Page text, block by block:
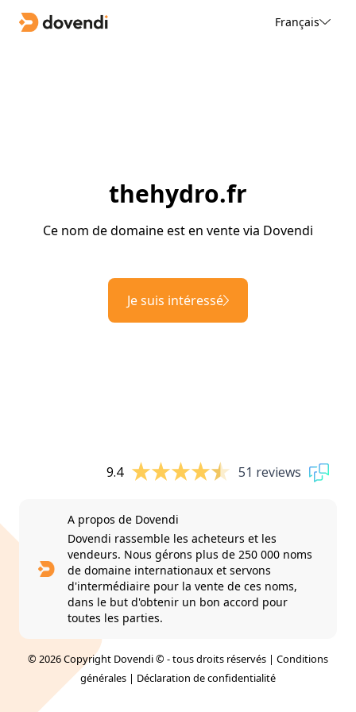
Français
thehydro.fr
Ce nom de domaine est en vente via Dovendi
Je suis intéressé
9.4 51 reviews
A propos de Dovendi
Dovendi rassemble les acheteurs et les
vendeurs. Nous gérons plus de 250 000 noms
de domaine internationaux et servons
d'intermédiaire pour la vente de ces noms,
dans le but d'obtenir un bon accord pour
toutes les parties.
© 2026 Copyright Dovendi © - tous droits réservés | Conditions
générales | Déclaration de confidentialité